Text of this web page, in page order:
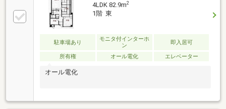
4LDK 82.9m2
1階 東
駐車場あり
モニタ付インターホ
ン
即入居可
所有権 オール電化 エレベーター
オール電化